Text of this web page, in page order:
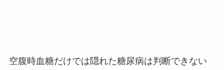
空腹時血糖だけでは隠れた糖尿病は判断できない